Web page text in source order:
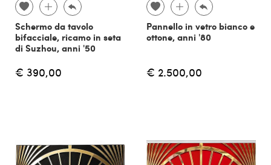
Schermo da tavolo
bifacciale, ricamo in seta
di Suzhou, anni '50
€ 390,00
Pannello in vetro bianco e
ottone, anni '80
€ 2.500,00